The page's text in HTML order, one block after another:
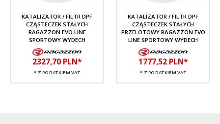
KATALIZATOR / FILTR DPF
CZĄSTECZEK STAŁYCH
RAGAZZON EVO LINE
SPORTOWY WYDECH
2327,70 PLN*
* Z PODATKIEM VAT
KATALIZATOR / FILTR DPF
CZĄSTECZEK STAŁYCH
PRZELOTOWY RAGAZZON EVO
LINE SPORTOWY WYDECH
1777,52 PLN*
* Z PODATKIEM VAT